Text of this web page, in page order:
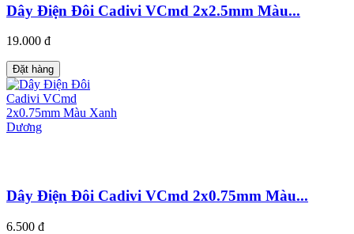
Dây Điện Đôi Cadivi VCmd 2x2.5mm Màu...
19.000 đ
Đặt hàng
Dây Điện Đôi Cadivi VCmd 2x0.75mm Màu...
6.500 đ